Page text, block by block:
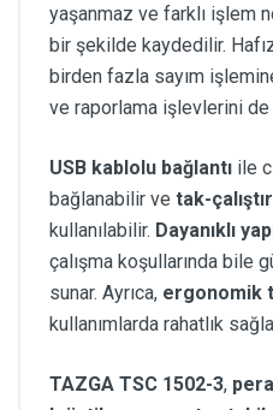
yaşanmaz ve farklı işlem
bir şekilde kaydedilir.
birden fazla sayım
ve raporlama işlevlerini de
USB kablolu bağlantı ile
bağlanabilir ve tak-çalıştır
kullanılabilir. Dayanıklı
çalışma koşullarında bile
sunar. Ayrıca, ergonomik
kullanımlarda rahatlık
TAZGA TSC 1502-3,